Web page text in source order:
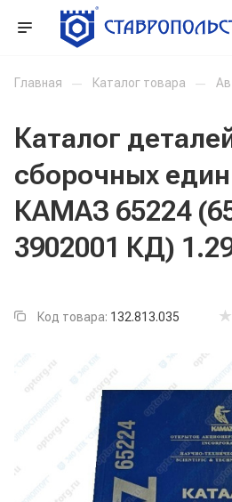
Главная — Каталог товара —
Каталог
сборочных
КАМАЗ 65224
3902001 КД)
Код товара: 132.813.035